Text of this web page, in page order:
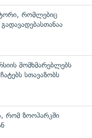
რომლებიც
მომხმარებლებს
სთავაზობს
რომ ზოოპარკში